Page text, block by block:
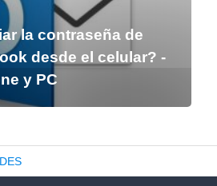
la contraseña de
desde el celular? -
y PC